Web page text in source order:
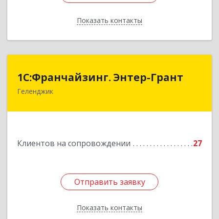
Показать контакты
Назад
1С:Франчайзинг. Энтер-Грант
Геленджик
Клиентов на сопровождении 27
Отправить заявку
Показать контакты
1С:Франчайзинг. Энтер-Грант
353467, Краснодарский край, Геленджик г,
Отправить заявку
Назад